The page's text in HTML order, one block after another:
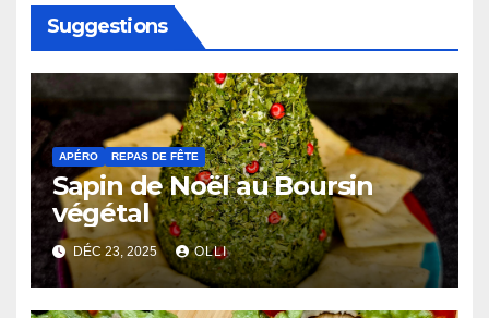
Suggestions
APÉRO REPAS DE FÊTE
Sapin de Noël au Boursin
végétal
DÉC 23, 2025 OLLI